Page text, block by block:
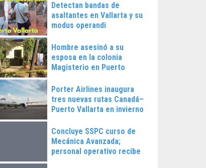
Detectan bandas de
asaltantes en Vallarta y su
modus operandi
Hombre asesinó a su
esposa en la colonia
Magisterio en Puerto
Porter Airlines inaugura
tres nuevas rutas Canadá–
Puerto Vallarta en invierno
Concluye SSPC curso de
Mecánica Avanzada;
personal operativo recibe